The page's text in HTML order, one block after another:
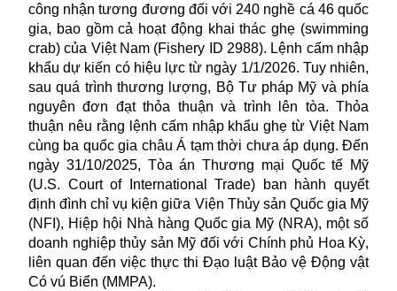
công nhận tương đương đối với 240 nghề cá 46 quốc
gia, bao gồm cả hoạt động khai thác ghẹ (swimming
crab) của Việt Nam (Fishery ID 2988). Lệnh cấm nhập
khẩu dự kiến có hiệu lực từ ngày 1/1/2026. Tuy nhiên,
sau quá trình thương lượng, Bộ Tư pháp Mỹ và phía
nguyên đơn đạt thỏa thuận và trình lên tòa. Thỏa
thuận nêu rằng lệnh cấm nhập khẩu ghẹ từ Việt Nam
cùng ba quốc gia châu Á tạm thời chưa áp dụng. Đến
ngày 31/10/2025, Tòa án Thương mại Quốc tế Mỹ
(U.S. Court of International Trade) ban hành quyết
định đình chỉ vụ kiện giữa Viện Thủy sản Quốc gia Mỹ
(NFI), Hiệp hội Nhà hàng Quốc gia Mỹ (NRA), một số
doanh nghiệp thủy sản Mỹ đối với Chính phủ Hoa Kỳ,
liên quan đến việc thực thi Đạo luật Bảo vệ Động vật
Có vú Biển (MMPA).